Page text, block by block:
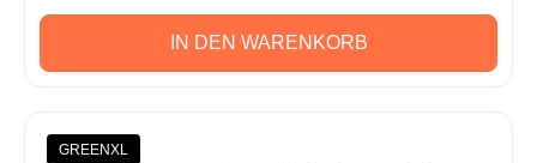
IN DEN WARENKORB
GREENXL